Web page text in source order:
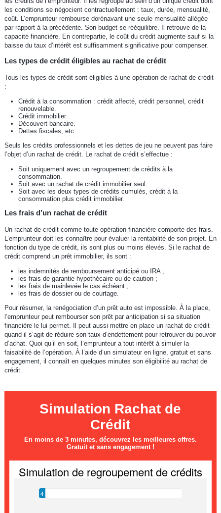
les conditions se négocient contractuellement : taux, durée, mensualité,
coût. L’emprunteur rembourse dorénavant une seule mensualité allégée
par rapport à la précédente. Son budget se rééquilibre. Il retrouve de la
capacité financière. En contrepartie, le coût du crédit augmente sauf si la
baisse du taux d’intérêt est suffisamment significative pour compenser.
Les types de crédit éligibles au rachat de crédit
Tous les types de crédit sont éligibles à une opération de rachat de crédit
:
Crédit à la consommation : crédit affecté, crédit personnel, crédit
renouvelable.
Crédit immobilier.
Découvert bancaire.
Dettes fiscales, etc.
Seuls les crédits professionnels et les dettes de jeu ne peuvent pas faire
l’objet d’un rachat de crédit. Le rachat de crédit s’effectue :
Soit uniquement avec un regroupement de crédits à la
consommation.
Soit avec un rachat de crédit immobilier seul.
Soit avec les deux types de crédits cumulés, crédit à la
consommation plus crédit immobilier.
Les frais d’un rachat de crédit
Un rachat de crédit comme toute opération financière comporte des frais.
L’emprunteur doit les connaître pour évaluer la rentabilité de son projet. En
fonction du type de crédit, ils sont plus ou moins élevés. Si le rachat de
crédit comprend un prêt immobilier, ils sont :
les indemnités de remboursement anticipé ou IRA ;
les frais de garantie hypothécaire ou de caution ;
les frais de mainlevée le cas échéant ;
les frais de dossier ou de courtage.
Pour résumer, la renégociation d’un prêt auto est impossible. À la place,
l’emprunteur peut rembourser son prêt par anticipation si sa situation
financière le lui permet. Il peut aussi mettre en place un rachat de crédit
quand il s’agit de réduire son taux d’endettement pour retrouver du pouvoir
d’achat. Quoi qu’il en soit, l’emprunteur a tout intérêt à simuler la
faisabilité de l’opération. À l’aide d’un simulateur en ligne, gratuit et sans
engagement, il connaît en quelques minutes son éligibilité au rachat de
crédit.
Simulation Rachat de
Crédit
En moins de 3 minutes, découvrez les meilleures offres.
Gratuit et sans engagement !